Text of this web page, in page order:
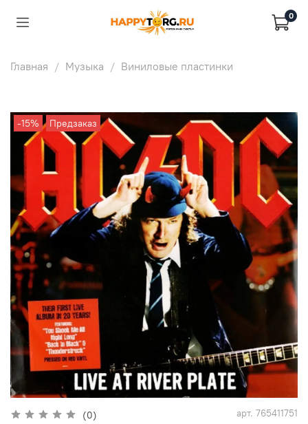
0
Главная Музыка Виниловые пластинки
-15% Предзаказ
(0) арт. 765411751